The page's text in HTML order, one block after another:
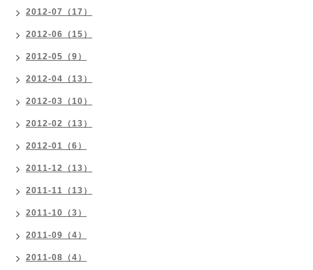
2012-07（17）
2012-06（15）
2012-05（9）
2012-04（13）
2012-03（10）
2012-02（13）
2012-01（6）
2011-12（13）
2011-11（13）
2011-10（3）
2011-09（4）
2011-08（4）